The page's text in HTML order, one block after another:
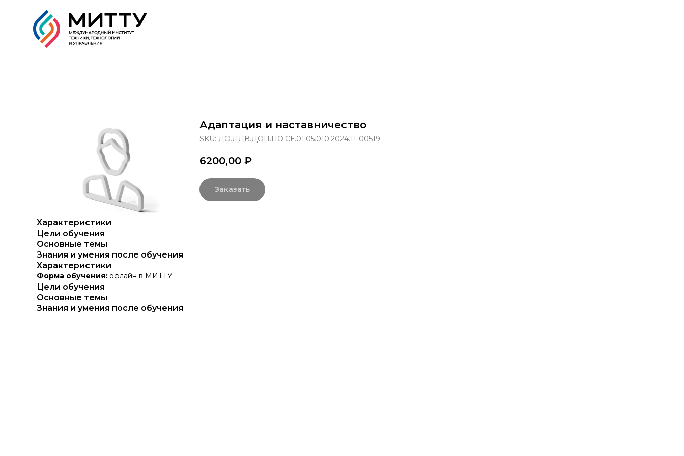
Адаптация и наставничество
SKU: ДО.ДДВ.ДОП.ПО.СЕ.01.05.010.2024.11-00519
6200,00 ₽
Заказать
Характеристики
Цели обучения
Основные темы
Знания и умения после обучения
Характеристики
Форма обучения: офлайн в МИТТУ
Цели обучения
Основные темы
Знания и умения после обучения